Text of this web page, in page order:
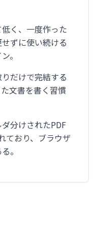
く、一度作った
ずに使い続ける
。
だけで完結する
文書を書く習慣
分けされたPDF
ており、ブラウザ
。